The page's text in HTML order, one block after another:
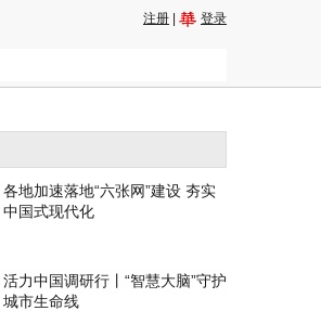
注册 登录
各地加速落地“六张网”建设 夯实
中国式现代化
活力中国调研行丨“智慧大脑”守护
城市生命线